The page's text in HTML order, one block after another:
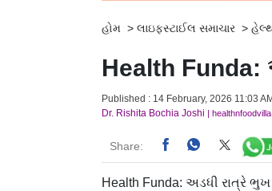
હોમ > લાઇફસ્ટાઈલ સમાચાર >
Health
Published : 14 February, 2026 11:03
Dr. Rishita Bochia Joshi |
Share:
Health Funda: અડધી રાત્રે